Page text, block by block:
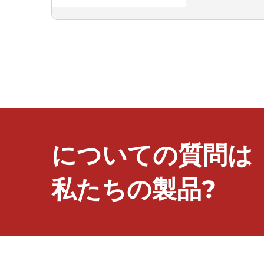
についての質問は
私たちの製品?